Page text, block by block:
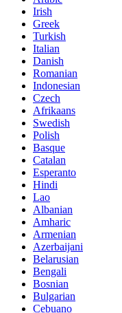
Irish
Greek
Turkish
Italian
Danish
Romanian
Indonesian
Czech
Afrikaans
Swedish
Polish
Basque
Catalan
Esperanto
Hindi
Lao
Albanian
Amharic
Armenian
Azerbaijani
Belarusian
Bengali
Bosnian
Bulgarian
Cebuano